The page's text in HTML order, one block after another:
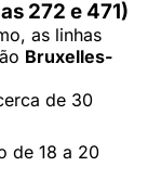
272 e 471)
as linhas
Bruxelles-
de 30
de 18 a 20